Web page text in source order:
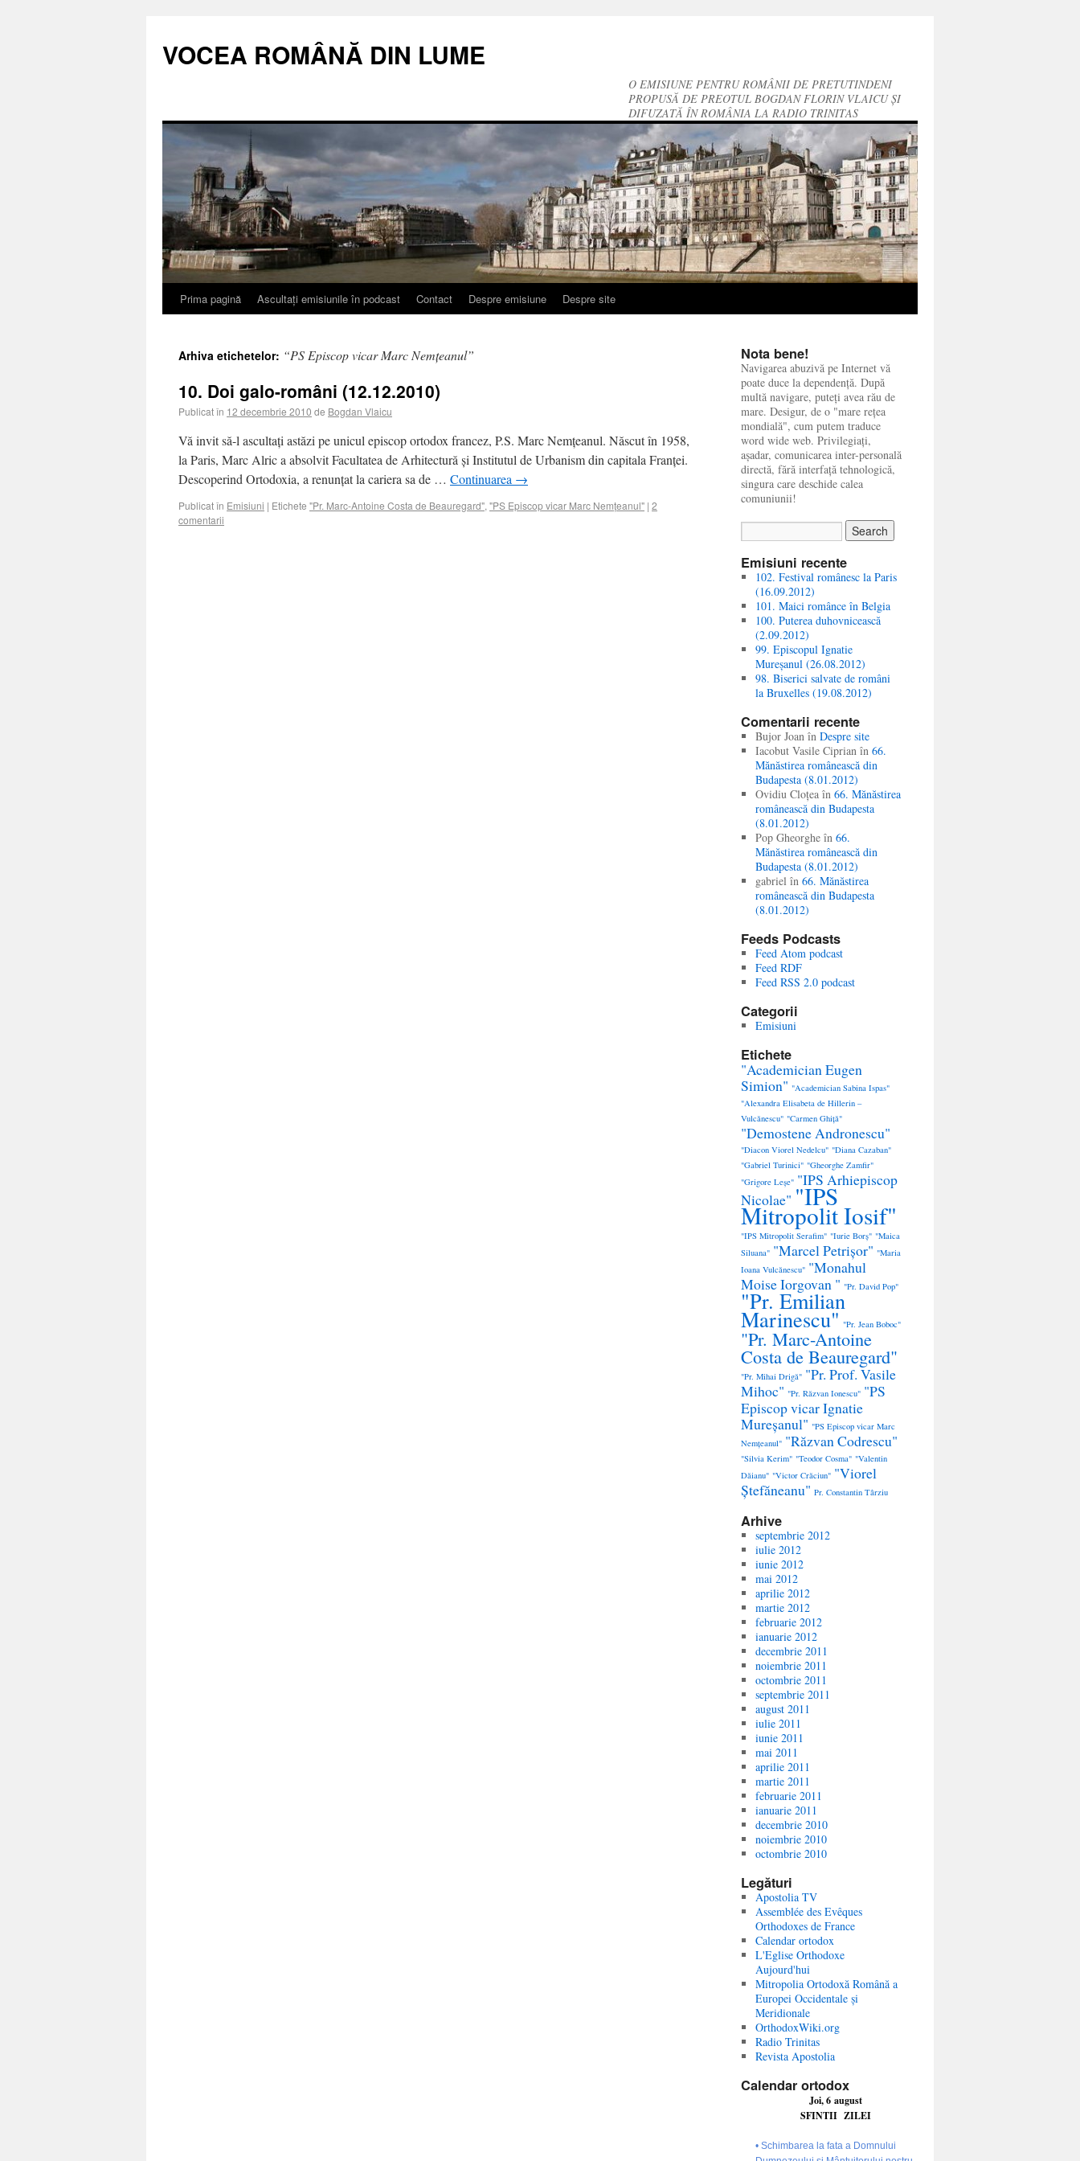
VOCEA ROMÂNĂ DIN LUME
O EMISIUNE PENTRU ROMÂNII DE PRETUTINDENI
PROPUSĂ DE PREOTUL BOGDAN FLORIN VLAICU ȘI
DIFUZATĂ ÎN ROMÂNIA LA RADIO TRINITAS
Prima pagină Ascultați emisiunile în podcast Contact Despre emisiune Despre site
Arhiva etichetelor: “PS Episcop vicar Marc Nemțeanul”
10. Doi galo-români (12.12.2010)
Publicat în 12 decembrie 2010 de Bogdan Vlaicu
Vă invit să-l ascultați astăzi pe unicul episcop ortodox francez, P.S. Marc Nemțeanul. Născut în 1958,
la Paris, Marc Alric a absolvit Facultatea de Arhitectură şi Institutul de Urbanism din capitala Franței.
Descoperind Ortodoxia, a renunțat la cariera sa de … Continuarea →
Publicat în Emisiuni | Etichete "Pr. Marc-Antoine Costa de Beauregard", "PS Episcop vicar Marc Nemțeanul" | 2
comentarii
Nota bene!
Navigarea abuzivă pe Internet vă
poate duce la dependență. După
multă navigare, puteți avea rău de
mare. Desigur, de o "mare rețea
mondială", cum putem traduce
word wide web. Privilegiați,
așadar, comunicarea inter-personală
directă, fără interfață tehnologică,
singura care deschide calea
comuniunii!
Emisiuni recente
102. Festival românesc la Paris
(16.09.2012)
101. Maici românce în Belgia
100. Puterea duhovnicească
(2.09.2012)
99. Episcopul Ignatie
Mureșanul (26.08.2012)
98. Biserici salvate de români
la Bruxelles (19.08.2012)
Comentarii recente
Bujor Joan înDespre site
Iacobut Vasile Ciprian în66.
Mănăstirea românească din
Budapesta (8.01.2012)
Ovidiu Cloțea în66. Mănăstirea
românească din Budapesta
(8.01.2012)
Pop Gheorghe în66.
Mănăstirea românească din
Budapesta (8.01.2012)
gabriel în66. Mănăstirea
românească din Budapesta
(8.01.2012)
Feeds Podcasts
Feed Atom podcast
Feed RDF
Feed RSS 2.0 podcast
Categorii
Emisiuni
Etichete
"Academician Eugen
Simion" "Academician Sabina Ispas"
"Alexandra Elisabeta de Hillerin –
Vulcănescu" "Carmen Ghiță"
"Demostene Andronescu"
"Diacon Viorel Nedelcu" "Diana Cazaban"
"Gabriel Turinici" "Gheorghe Zamfir"
"Grigore Leșe" "IPS Arhiepiscop
Nicolae" "IPS
Mitropolit Iosif"
"IPS Mitropolit Serafim" "Iurie Borș" "Maica
Siluana" "Marcel Petrișor" "Maria
Ioana Vulcănescu" "Monahul
Moise Iorgovan " "Pr. David Pop"
"Pr. Emilian
Marinescu" "Pr. Jean Boboc"
"Pr. Marc-Antoine
Costa de Beauregard"
"Pr. Mihai Drigă" "Pr. Prof. Vasile
Mihoc" "Pr. Răzvan Ionescu" "PS
Episcop vicar Ignatie
Mureșanul" "PS Episcop vicar Marc
Nemțeanul" "Răzvan Codrescu"
"Silvia Kerim" "Teodor Cosma" "Valentin
Dăianu" "Victor Crăciun" "Viorel
Ștefăneanu" Pr. Constantin Târziu
Arhive
septembrie 2012
iulie 2012
iunie 2012
mai 2012
aprilie 2012
martie 2012
februarie 2012
ianuarie 2012
decembrie 2011
noiembrie 2011
octombrie 2011
septembrie 2011
august 2011
iulie 2011
iunie 2011
mai 2011
aprilie 2011
martie 2011
februarie 2011
ianuarie 2011
decembrie 2010
noiembrie 2010
octombrie 2010
Legături
Apostolia TV
Assemblée des Evêques
Orthodoxes de France
Calendar ortodox
L'Eglise Orthodoxe
Aujourd'hui
Mitropolia Ortodoxă Română a
Europei Occidentale și
Meridionale
OrthodoxWiki.org
Radio Trinitas
Revista Apostolia
Calendar ortodox
Joi, 6 august
SFINTII ZILEI
• Schimbarea la fata a Domnului